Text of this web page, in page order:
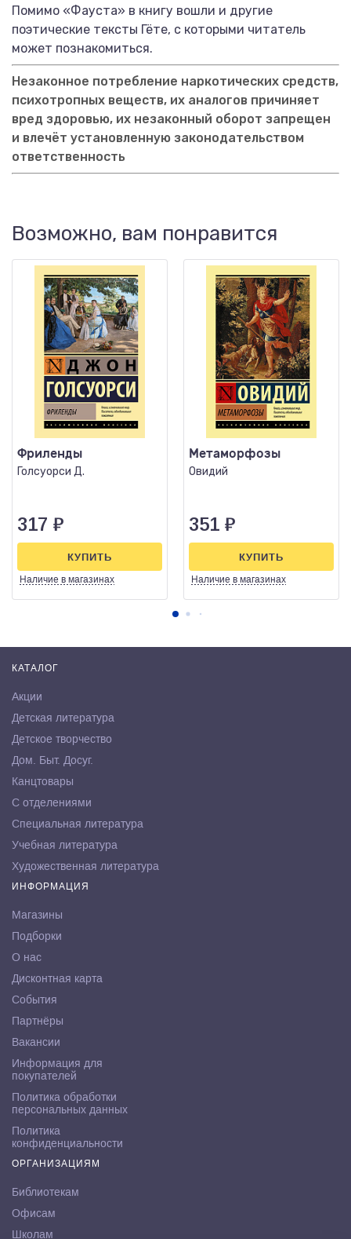
Помимо «Фауста» в книгу вошли и другие
поэтические тексты Гёте, с которыми читатель
может познакомиться.
Незаконное потребление наркотических средств,
психотропных веществ, их аналогов причиняет
вред здоровью, их незаконный оборот запрещен
и влечёт установленную законодательством
ответственность
Возможно, вам понравится
Фриленды
Голсуорси Д.
317 ₽
Наличие в магазинах
КУПИТЬ
Метаморфозы
Овидий
351 ₽
Наличие в магазинах
КУПИТЬ
КАТАЛОГ
Акции
Детская литература
Детское творчество
Дом. Быт. Досуг.
Канцтовары
С отделениями
Специальная литература
Учебная литература
Художественная литература
ИНФОРМАЦИЯ
Магазины
Подборки
О нас
Дисконтная карта
События
Партнёры
Вакансии
Информация для
покупателей
Политика обработки
персональных данных
Политика
конфиденциальности
ОРГАНИЗАЦИЯМ
Библиотекам
Офисам
Школам